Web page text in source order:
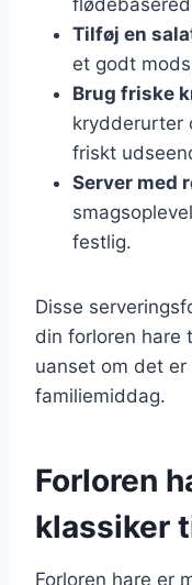
Tilføj en
et godt
Brug friske
krydderurter
friskt
Server med
festlig.
Disse
din forloren hare
uanset om det
familiemiddag.
Forloren
klassiker
Forloren hare er